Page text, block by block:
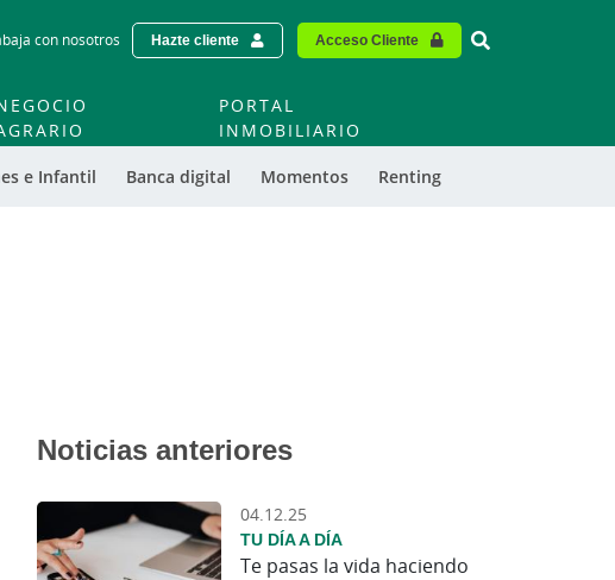
con nosotros Hazte cliente Acceso Cliente Vinculo -
e Infantil Banca digital Momentos Renting
PORTAL
INMOBILIARIO
Noticias anteriores
04.12.25
TU DÍA A DÍA
Te pasas la vida haciendo